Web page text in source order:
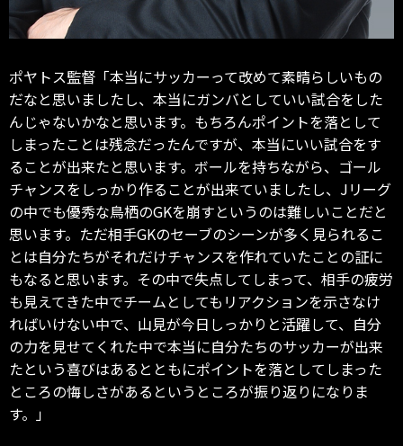
ポヤトス監督「本当にサッカーって改めて素晴らしいもの
だなと思いましたし、本当にガンバとしていい試合をした
んじゃないかなと思います。もちろんポイントを落として
しまったことは残念だったんですが、本当にいい試合をす
ることが出来たと思います。ボールを持ちながら、ゴール
チャンスをしっかり作ることが出来ていましたし、Jリーグ
の中でも優秀な鳥栖のGKを崩すというのは難しいことだと
思います。ただ相手GKのセーブのシーンが多く見られるこ
とは自分たちがそれだけチャンスを作れていたことの証に
もなると思います。その中で失点してしまって、相手の疲労
も見えてきた中でチームとしてもリアクションを示さなけ
ればいけない中で、山見が今日しっかりと活躍して、自分
の力を見せてくれた中で本当に自分たちのサッカーが出来
たという喜びはあるとともにポイントを落としてしまった
ところの悔しさがあるというところが振り返りになりま
す。」